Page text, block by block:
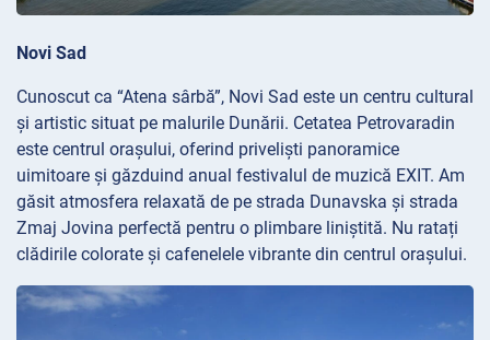
Novi Sad
Cunoscut ca “Atena sârbă”, Novi Sad este un centru cultural
și artistic situat pe malurile Dunării. Cetatea Petrovaradin
este centrul orașului, oferind priveliști panoramice
uimitoare și găzduind anual festivalul de muzică EXIT. Am
găsit atmosfera relaxată de pe strada Dunavska și strada
Zmaj Jovina perfectă pentru o plimbare liniștită. Nu ratați
clădirile colorate și cafenelele vibrante din centrul orașului.